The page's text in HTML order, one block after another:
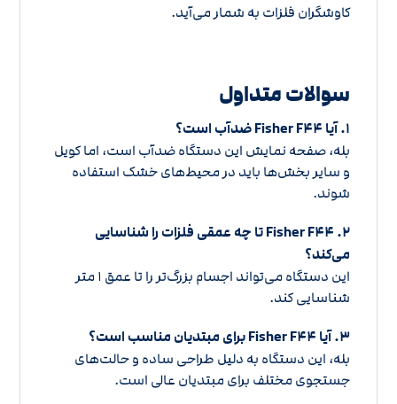
کاوشگران فلزات به شمار می‌آید.
سوالات متداول
۱. آیا Fisher F۴۴ ضدآب است؟
بله، صفحه نمایش این دستگاه ضدآب است، اما کویل
و سایر بخش‌ها باید در محیط‌های خشک استفاده
شوند.
۲. Fisher F۴۴ تا چه عمقی فلزات را شناسایی
می‌کند؟
این دستگاه می‌تواند اجسام بزرگ‌تر را تا عمق ۱ متر
شناسایی کند.
۳. آیا Fisher F۴۴ برای مبتدیان مناسب است؟
بله، این دستگاه به دلیل طراحی ساده و حالت‌های
جستجوی مختلف برای مبتدیان عالی است.